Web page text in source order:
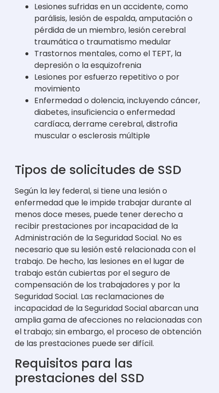
Lesiones sufridas en un accidente, como
parálisis, lesión de espalda, amputación o
pérdida de un miembro, lesión cerebral
traumática o traumatismo medular
Trastornos mentales, como el TEPT, la
depresión o la esquizofrenia
Lesiones por esfuerzo repetitivo o por
movimiento
Enfermedad o dolencia, incluyendo cáncer,
diabetes, insuficiencia o enfermedad
cardíaca, derrame cerebral, distrofia
muscular o esclerosis múltiple
Tipos de solicitudes de SSD
Según la ley federal, si tiene una lesión o
enfermedad que le impide trabajar durante al
menos doce meses, puede tener derecho a
recibir prestaciones por incapacidad de la
Administración de la Seguridad Social. No es
necesario que su lesión esté relacionada con el
trabajo. De hecho, las lesiones en el lugar de
trabajo están cubiertas por el seguro de
compensación de los trabajadores y por la
Seguridad Social. Las reclamaciones de
incapacidad de la Seguridad Social abarcan una
amplia gama de afecciones no relacionadas con
el trabajo; sin embargo, el proceso de obtención
de las prestaciones puede ser difícil.
Requisitos para las
prestaciones del SSD